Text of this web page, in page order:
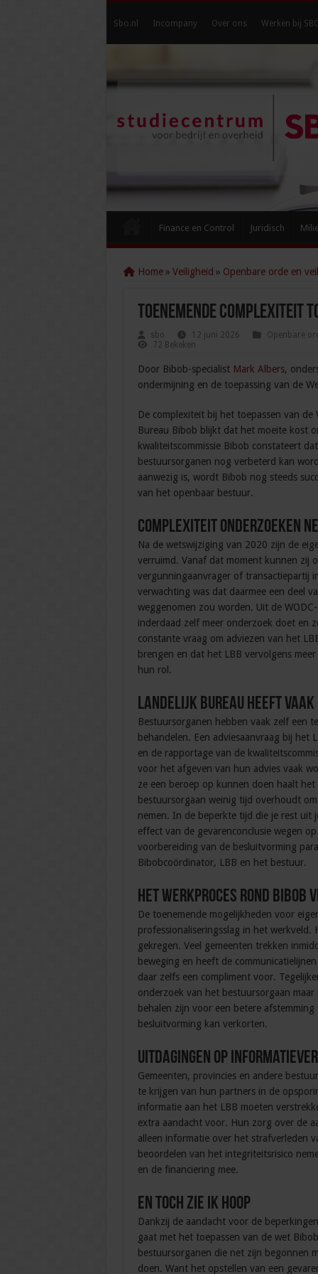
Sbo.nl Incompany Over ons Werken bij
Finance en Control Juridisch
Home » Veiligheid » Openbare orde en
Toenemende complexiteit
sbo 12 juni 2026 Openbare
72 Bekeken
Door Bibob-specialist Mark Albers,
ondermijning en de toepassing van de
De complexiteit bij het toepassen van
Bureau Bibob blijkt dat het moeite kost
kwaliteitscommissie Bibob constateert
bestuursorganen nog verbeterd kan
aanwezig is, wordt Bibob nog steeds
van het openbaar bestuur.
Complexiteit onderzoeken
Na de wetswijziging van 2020 zijn de
verruimd. Vanaf dat moment kunnen zij
vergunningaanvrager of transactiepartij
verwachting was dat daarmee een deel
weggenomen zou worden. Uit de
inderdaad zelf meer onderzoek doet en
constante vraag om adviezen van het
brengen en dat het LBB vervolgens
hun rol.
Landelijk bureau heeft vaak
Bestuursorganen hebben vaak zelf een
behandelen. Een adviesaanvraag bij het
en de rapportage van de
voor het afgeven van hun advies vaak
ze een beroep op kunnen doen haalt
bestuursorgaan weinig tijd overhoudt
nemen. In de beperkte tijd die je rest uit
effect van de gevarenconclusie wegen
voorbereiding van de besluitvorming
Bibobcoördinator, LBB en het bestuur.
Het werkproces rond Bibob
De toenemende mogelijkheden voor
professionaliseringsslag in het
gekregen. Veel gemeenten trekken
beweging en heeft de
daar zelfs een compliment voor.
onderzoek van het bestuursorgaan
behalen zijn voor een betere
besluitvorming kan verkorten.
Uitdagingen op
Gemeenten, provincies en andere
te krijgen van hun partners in de
informatie aan het LBB moeten
extra aandacht voor. Hun zorg over de
alleen informatie over het strafverleden
beoordelen van het integriteitsrisico
en de financiering mee.
En toch zie ik hoop
Dankzij de aandacht voor de
gaat met het toepassen van de wet
bestuursorganen die net zijn begonnen
doen. Want het opstellen van een